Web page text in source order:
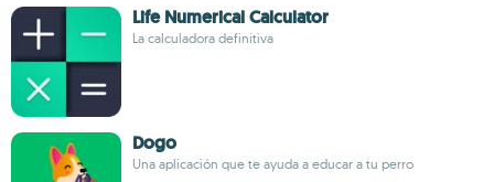
Life Numerical Calculator
La calculadora definitiva
Dogo
Una aplicación que te ayuda a educar a tu perro